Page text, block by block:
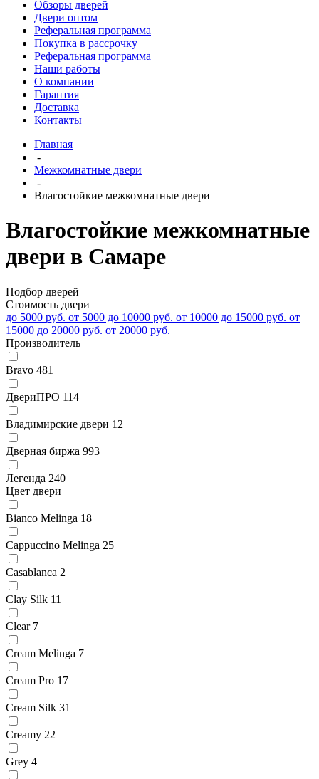
Обзоры дверей
Двери оптом
Реферальная программа
Покупка в рассрочку
Реферальная программа
Наши работы
О компании
Гарантия
Доставка
Контакты
Главная
-
Межкомнатные двери
-
Влагостойкие межкомнатные двери
Влагостойкие межкомнатные
двери в Самаре
Подбор дверей
Стоимость двери
до 5000 руб. от 5000 до 10000 руб. от 10000 до 15000 руб. от
15000 до 20000 руб. от 20000 руб.
Производитель
Bravo 481
ДвериПРО 114
Владимирские двери 12
Дверная биржа 993
Легенда 240
Цвет двери
Bianco Melinga 18
Cappuccino Melinga 25
Casablanca 2
Clay Silk 11
Clear 7
Cream Melinga 7
Cream Pro 17
Cream Silk 31
Creamy 22
Grey 4